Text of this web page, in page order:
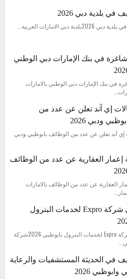
بلدية دبي 2026
دبي الامارات العربية...
شاغرة في بنك الإمارات دبي الوطني
في بنك الإمارات دبي الوطني بالامارات
إي آند تعلن عن عدد من
ودبي 2026
آند تعلن عن عدد من الوظائف بابوظبي ودبي
العقارية عن عدد من الوظائف
العقارية عن عدد من الوظائف بالامارات
وظائف في شركة Expro لخدمات البترول
وظائف في شركة Expro لخدمات البترول بابوظبي 2026شركة
في الحديثة المستشفيات والرعاية
2026